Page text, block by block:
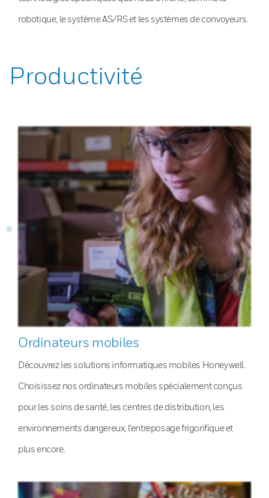
robotique, le système AS/RS et les systèmes de convoyeurs.
Productivité
Ordinateurs mobiles
Découvrez les solutions informatiques mobiles Honeywell.
Choisissez nos ordinateurs mobiles spécialement conçus
pour les soins de santé, les centres de distribution, les
environnements dangereux, l’entreposage frigorifique et
plus encore.